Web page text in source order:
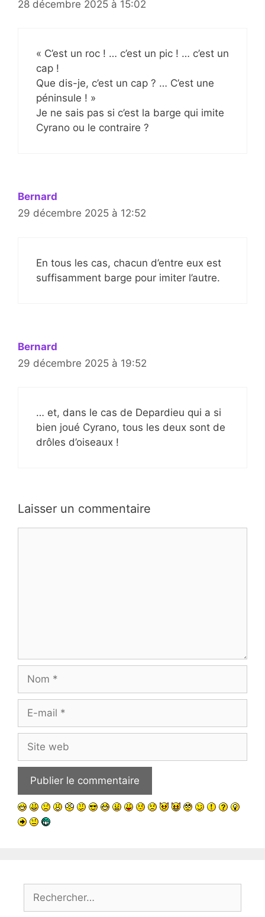
28 décembre 2025 à 15:02
« C’est un roc ! … c’est un pic ! … c’est un
cap !
Que dis-je, c’est un cap ? … C’est une
péninsule ! »
Je ne sais pas si c’est la barge qui imite
Cyrano ou le contraire ?
Bernard
29 décembre 2025 à 12:52
En tous les cas, chacun d’entre eux est
suffisamment barge pour imiter l’autre.
Bernard
29 décembre 2025 à 19:52
… et, dans le cas de Depardieu qui a si
bien joué Cyrano, tous les deux sont de
drôles d’oiseaux !
Laisser un commentaire
mail
web